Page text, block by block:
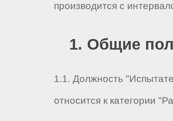
производится с
1. Общие
1.1. Должность
относится к категории